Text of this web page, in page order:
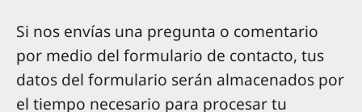
Si nos envías una pregunta o comentario
por medio del formulario de contacto, tus
datos del formulario serán almacenados por
el tiempo necesario para procesar tu